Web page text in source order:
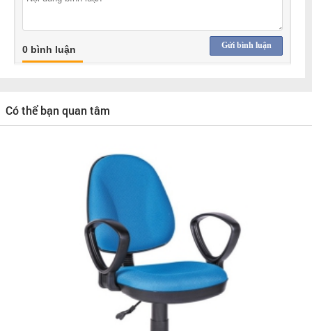
Gửi bình luận
0 bình luận
Có thể bạn quan tâm